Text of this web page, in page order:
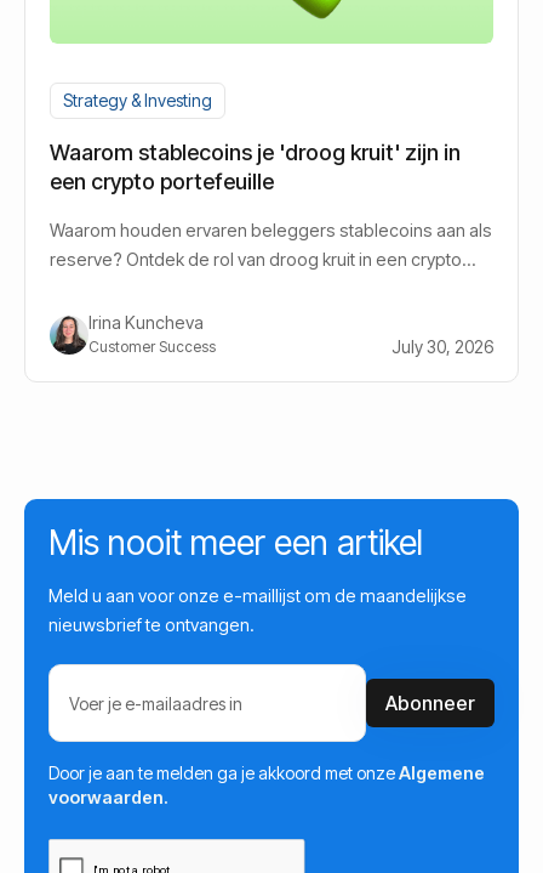
Strategy & Investing
Waarom stablecoins je 'droog kruit' zijn in
een crypto portefeuille
Waarom houden ervaren beleggers stablecoins aan als
reserve? Ontdek de rol van droog kruit in een crypto
Irina Kuncheva
Customer Success July 30, 2026
Mis nooit meer een artikel
Meld u aan voor onze e-maillijst om de maandelijkse
nieuwsbrief te ontvangen.
Door je aan te melden ga je akkoord met onzeAlgemene
voorwaarden.